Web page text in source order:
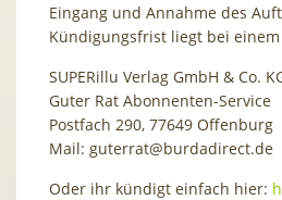
Eingang und Annahme des
Kündigungsfrist liegt bei
SUPERillu Verlag GmbH & Co.
Guter Rat Abonnenten-Service
Postfach 290, 77649 Offenburg
Mail: guterrat@burdadirect.de
Oder ihr kündigt einfach hier: